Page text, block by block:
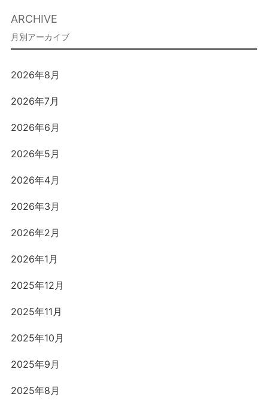
ARCHIVE
2026年8月
2026年7月
2026年6月
2026年5月
2026年4月
2026年3月
2026年2月
2026年1月
2025年12月
2025年11月
2025年10月
2025年9月
2025年8月